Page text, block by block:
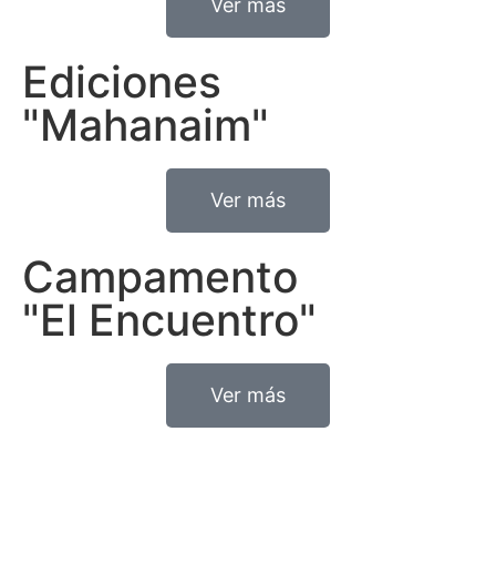
Ver más
Ediciones
"Mahanaim"
Ver más
Campamento
"El Encuentro"
Ver más